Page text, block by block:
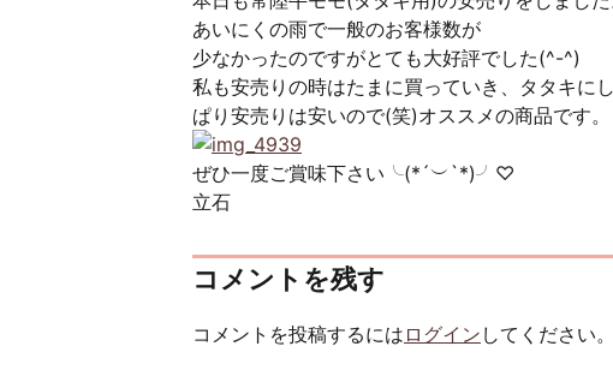
あいにくの雨で一般のお客様数が
少なかったのですがとても大好評でした(^-^)
私も安売りの時はたまに買っていき、タタキに
ぱり安売りは安いので(笑)オススメの商品です。
ぜひ一度ご賞味下さい╰(*´︶`*)╯♡
立石
コメントを残す
コメントを投稿するには ログイン してください。